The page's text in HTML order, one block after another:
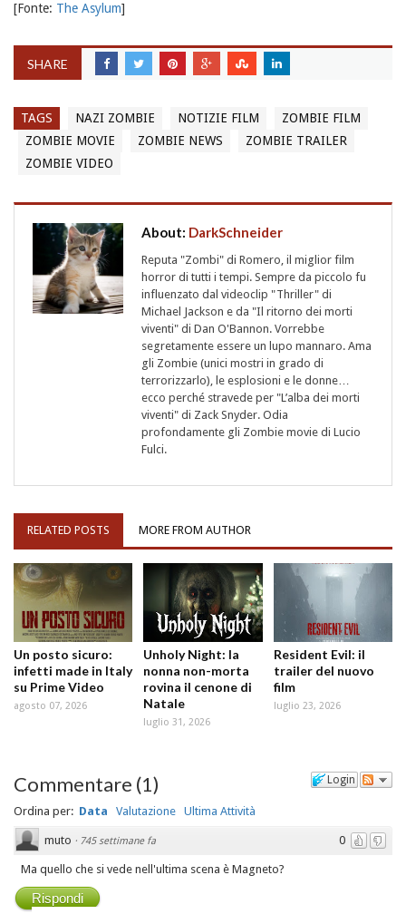
[Fonte: The Asylum]
SHARE
TAGS NAZI ZOMBIE NOTIZIE FILM
ZOMBIE FILM
ZOMBIE MOVIE
ZOMBIE NEWS
ZOMBIE TRAILER
ZOMBIE VIDEO
About: DarkSchneider
Reputa "Zombi" di Romero, il miglior film
horror di tutti i tempi. Sempre da piccolo fu
influenzato dal videoclip "Thriller" di
Michael Jackson e da "Il ritorno dei morti
viventi" di Dan O'Bannon. Vorrebbe
segretamente essere un lupo mannaro. Ama
gli Zombie (unici mostri in grado di
terrorizzarlo), le esplosioni e le donne…
ecco perché stravede per "L’alba dei morti
viventi" di Zack Snyder. Odia
profondamente gli Zombie movie di Lucio
Fulci.
RELATED POSTS MORE FROM AUTHOR
Un posto sicuro:
infetti made in Italy
su Prime Video
agosto 07, 2026
Unholy Night: la
nonna non-morta
rovina il cenone di
Natale
luglio 31, 2026
Resident Evil: il
trailer del nuovo
film
luglio 23, 2026
Login
Commentare (1)
Ordina per: Data Valutazione Ultima Attività
0
muto · 745 settimane fa
Ma quello che si vede nell'ultima scena è Magneto?
Rispondi